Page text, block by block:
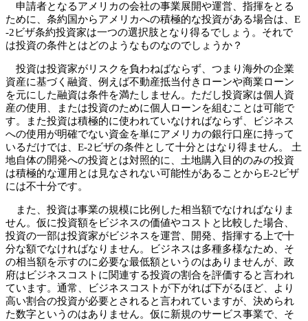
申請者となるアメリカの会社の事業展開や運営、指揮をとる
ために、条約国からアメリカへの積極的な投資がある場合は、E
-2ビザ条約投資家は一つの選択肢となり得るでしょう。それで
は投資の条件とはどのようなものなのでしょうか？
投資は投資家がリスクを負わねばならず、つまり海外の企業
資産に基づく融資、例えば不動産抵当付きローンや商業ローン
を元にした融資は条件を満たしません。ただし投資家は個人資
産の使用、または投資のために個人ローンを組むことは可能で
す。また投資は積極的に使われていなければならず、ビジネス
への使用が明確でない資金を単にアメリカの銀行口座に持って
いるだけでは、E-2ビザの条件として十分とはなり得ません。 土
地自体の開発への投資とは対照的に、土地購入目的のみの投資
は積極的な運用とは見なされない可能性があることからE-2ビザ
には不十分です。
また、投資は事業の規模に比例した相当額でなければなりま
せん。仮に投資額をビジネスの価値やコストと比較した場合、
投資の一部は投資家がビジネスを運営、開発、指揮する上で十
分な額でなければなりません。ビジネスは多種多様なため、そ
の相当額を示すのに必要な最低額というのはありませんが、政
府はビジネスコストに関連する投資の割合を評価すると言われ
ています。通常、ビジネスコストが下がれば下がるほど、より
高い割合の投資が必要とされると言われていますが、決められ
た数字というのはありません。仮に新規のサービス事業で、そ